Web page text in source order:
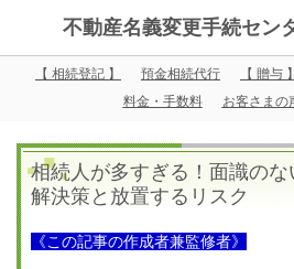
不動産名義変更手続セン
【 相続登記 】 預金相続代行 【 贈与 】
料金・手数料
お客さまの
相続人が多すぎる！面識の
解決策と放置するリスク
《この記事の作成者兼監修者》